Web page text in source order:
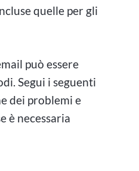
quelle per gli
può essere
Segui i seguenti
dei problemi e
è necessaria